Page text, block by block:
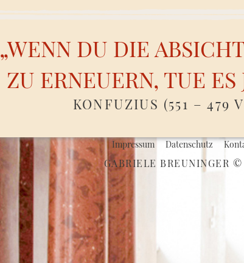
„WENN DU DIE
ZU ERNEUERN, TUE ES
KONFUZIUS (551 – 479
Impressum Datenschutz
GABRIELE BREUNINGER